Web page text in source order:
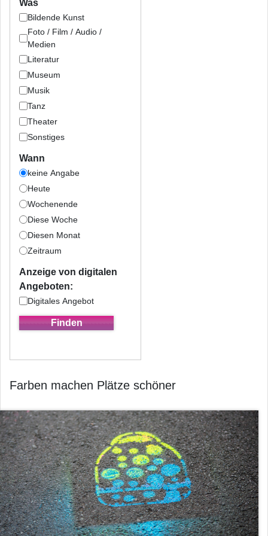
Was
Bildende Kunst
Foto / Film / Audio /
Medien
Literatur
Museum
Musik
Tanz
Theater
Sonstiges
Wann
keine Angabe
Heute
Wochenende
Diese Woche
Diesen Monat
Zeitraum
Anzeige von digitalen
Angeboten:
Digitales Angebot
Farben machen Plätze schöner